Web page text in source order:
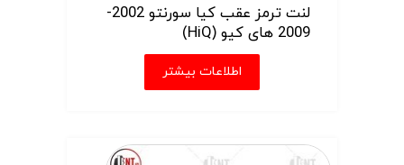
لنت ترمز عقب کیا سورنتو 2002-
2009 های کیو (HiQ)
اطلاعات بیشتر